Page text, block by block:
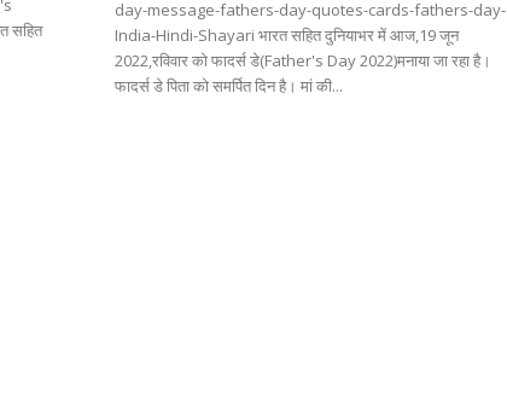
सहित
day-message-fathers-day-quotes-cards-fathers-day-
India-Hindi-Shayari भारत सहित दुनियाभर में आज,19 जून
2022,रविवार को फादर्स डे(Father's Day 2022)मनाया जा रहा है।
फादर्स डे पिता को समर्पित दिन है। मां की...